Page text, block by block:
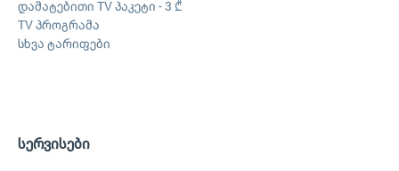
დამატებითი TV პაკეტი - 3 ₾
TV პროგრამა
სხვა ტარიფები
სერვისები